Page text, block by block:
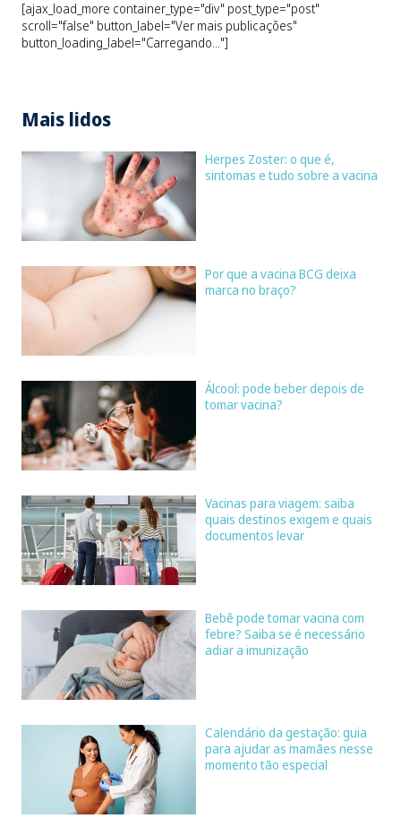
[ajax_load_more container_type="div" post_type="post"
scroll="false" button_label="Ver mais publicações"
button_loading_label="Carregando..."]
Mais lidos
Herpes Zoster: o que é,
sintomas e tudo sobre a vacina
Por que a vacina BCG deixa
marca no braço?
Álcool: pode beber depois de
tomar vacina?
Vacinas para viagem: saiba
quais destinos exigem e quais
documentos levar
Bebê pode tomar vacina com
febre? Saiba se é necessário
adiar a imunização
Calendário da gestação: guia
para ajudar as mamães nesse
momento tão especial